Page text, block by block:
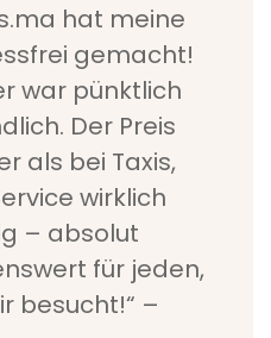
hat meine
gemacht!
war pünktlich
Der Preis
als bei Taxis,
wirklich
– absolut
für jeden,
besucht!“ –